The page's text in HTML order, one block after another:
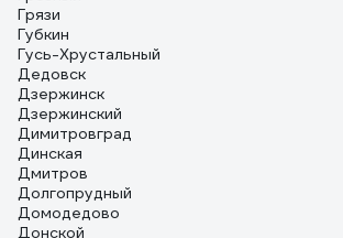
Грязи
Губкин
Гусь-Хрустальный
Дедовск
Дзержинск
Дзержинский
Димитровград
Динская
Дмитров
Долгопрудный
Домодедово
Донской